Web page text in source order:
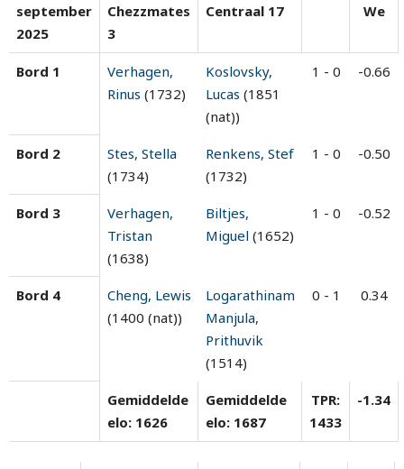
september
2025
Chezzmates
3
Centraal 17
We
Bord 1
Verhagen,
Rinus (1732)
Koslovsky,
Lucas (1851
(nat))
1 - 0 -0.66
Bord 2
Stes, Stella
(1734)
Renkens, Stef
(1732)
1 - 0 -0.50
Bord 3
Verhagen,
Tristan
(1638)
Biltjes,
Miguel (1652)
1 - 0 -0.52
Bord 4
Cheng, Lewis
(1400 (nat))
Logarathinam
Manjula,
Prithuvik
(1514)
0 - 1 0.34
Gemiddelde
elo: 1626
Gemiddelde
elo: 1687
TPR:
1433
-1.34